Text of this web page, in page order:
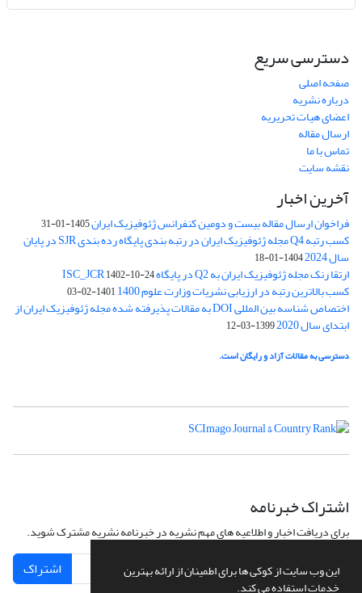
این وب سایت از کوکی ها برای اطمینان از ارائه بهترین
خدمات استفاده می کند.
دسترسی سریع
صفحه اصلی
درباره نشریه
اعضای هیات تحریریه
ارسال مقاله
تماس با ما
نقشه سایت
آخرین اخبار
فراخوان ارسال مقاله بیست و دومین کنفرانس ژئوفیزیک ایران1405-01-31
کسب رتبه Q4 مجله ژئوفیزیک ایران در رتبه بندی پایگاه رده بندی SJR در پایان
سال 2024 1404-01-18
ارتقا رنک مجله ژئوفیزیک ایران به Q2 در پایگاه ISC_JCR 1402-10-24
کسب بالاترین رتبه در ارزیابی نشریات وزارت علوم 1400 1401-02-03
اختصاص شناسه بین المللی DOI به مقالات پذیرفته شده مجله ژئوفیزیک ایران از
ابتدای سال 2020 1399-03-12
دسترسی به مقالات آزاد و رایگان است.
اشتراک خبرنامه
برای دریافت اخبار و اطلاعیه های مهم نشریه در خبرنامه نشریه مشترک شوید.
اشتراک